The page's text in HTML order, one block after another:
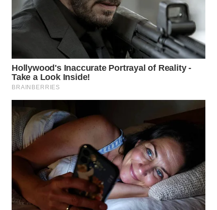
KARO
SIMALUNGUN
WN
LABUHANBATU
WN
TAPANULI
TENGAH
WN DELI
SERDANG
TEBING
TINGGI